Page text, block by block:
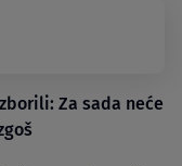
Za sada neće